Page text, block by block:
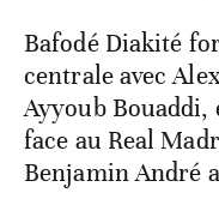
Bafodé Diakité
centrale avec
Ayyoub Bouaddi,
face au Real
Benjamin André